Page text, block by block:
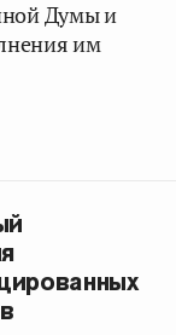
Думы и
им